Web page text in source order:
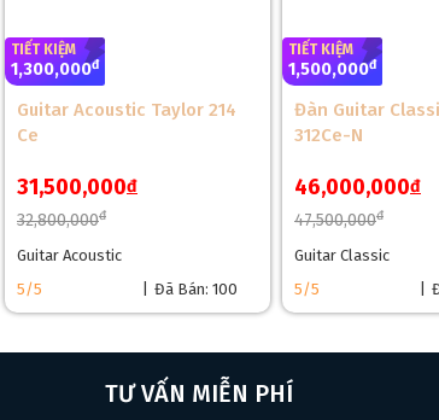
TIẾT KIỆM
1,300,000đ
Guitar Acoustic Taylor 214
Ce
31,500,000đ
32,800,000đ
Guitar Acoustic
5/5
Đã Bán: 100
TIẾT KIỆM
1,500,000đ
Đàn Guitar
312Ce-N
46,000,000đ
47,500,000đ
Guitar Classic
5/5
TƯ VẤN MIỄN PHÍ